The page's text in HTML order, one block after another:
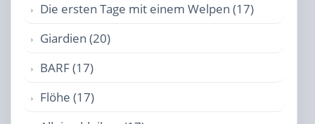
Die ersten Tage mit einem Welpen (17)
Giardien (20)
BARF (17)
Flöhe (17)